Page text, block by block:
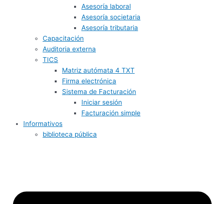
Asesoría laboral
Asesoría societaria
Asesoría tributaria
Capacitación
Auditoria externa
TICS
Matriz autómata 4 TXT
Firma electrónica
Sistema de Facturación
Iniciar sesión
Facturación simple
Informativos
biblioteca pública